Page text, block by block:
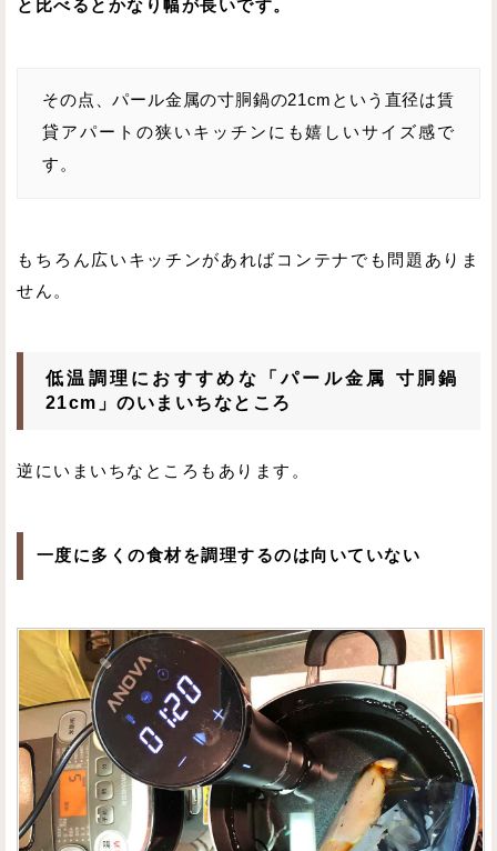
と比べるとかなり幅が長いです。
その点、パール金属の寸胴鍋の21cmという直径は賃
貸アパートの狭いキッチンにも嬉しいサイズ感で
す。
もちろん広いキッチンがあればコンテナでも問題ありま
せん。
低温調理におすすめな「パール金属 寸胴鍋
21cm」のいまいちなところ
逆にいまいちなところもあります。
一度に多くの食材を調理するのは向いていない